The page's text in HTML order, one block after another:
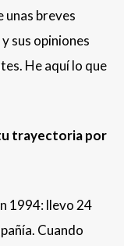
breves
sus opiniones
He aquí lo que
trayectoria por
1994: llevo 24
Cuando